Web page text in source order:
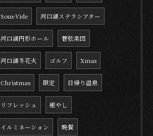
Sous-Vide 河口湖ステラシアター
河口湖円形ホール 管弦楽団
河口湖冬花火 ゴルフ Xmas
Christmas 限定 日帰り温泉
リフレッシュ 癒やし
イルミネーション 晩餐